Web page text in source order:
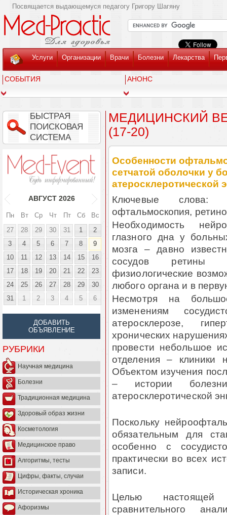
Посвящается выдающемуся педагогу Григору Шагяну
Услуги Организации Врачи Болезни Лекарства
СОБЫТИЯ АНОНС
БЫСТРАЯ
ПОИСКОВАЯ
СИСТЕМА
АВГУСТ 2026
Пн Вт Ср Чт Пт Сб
Вс
27
28 29 30 31 1
2
3
4 5 6 7 8
9
10
11 12 13 14 15
16
17
18 19 20 21 22
23
24
25 26 27 28 29
30
31
1 2 3 4 5 6
ДОБАВИТЬ
ОБЪЯВЛЕНИЕ
РУБРИКИ
Научная медицина
Болезни
Традиционная медицина
Здоровый образ жизни
Косметология
Медицинское право
Алгоритмы, тесты
Цифры, факты, случаи
Историческая хроника
Афоризмы
МЕДИЦИНСКИЙ
(17-20)
Особенности
сетчатой оболочки у
атеросклеротической
Ключевые слова:
офтальмоскопия,
Необходимость
глазного дна у
мозга – давно
сосудов ретины
физиологические
любого органа и в
Несмотря на
изменениям
атеросклерозе,
хронических
провести небольшое
отделения – клиники
Объектом изучения
– истории
атеросклеротической
Поскольку
обязательным для
особенно с
практически во всех
записи.
Целью настоящей
сравнительного